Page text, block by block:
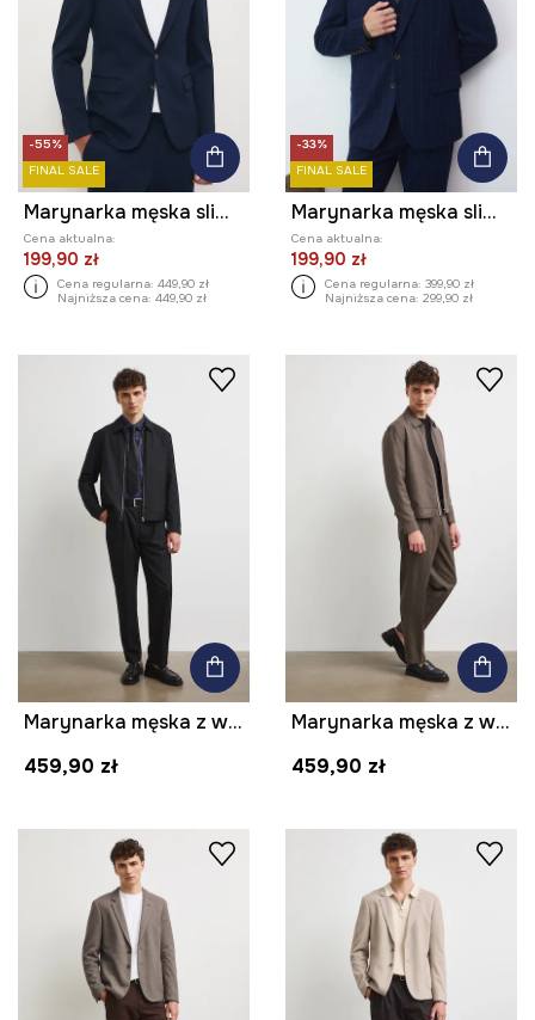
-55%
FINAL SALE
Marynarka męska slim gładka
Cena aktualna:
199,90 zł
Cena regularna: 449,90 zł
Najniższa cena: 449,90 zł
-33%
FINAL SALE
Marynarka męska slim w kratę
Cena aktualna:
199,90 zł
Cena regularna: 399,90 zł
Najniższa cena: 299,90 zł
Marynarka męska z wełną gładka
459,90 zł
Marynarka męska z wełną melanżowa
459,90 zł